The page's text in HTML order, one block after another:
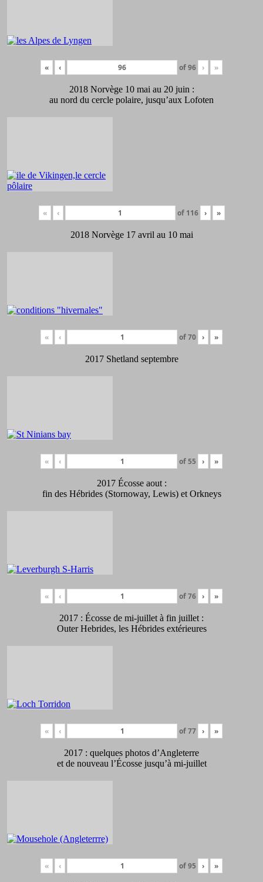
« ‹ of96 › »
2018 Norvège 10 mai au 20 juin :
au nord du cercle polaire, jusqu’aux Lofoten
« ‹ of 116 › »
2018 Norvège 17 avril au 10 mai
« ‹ of70 › »
2017 Shetland septembre
« ‹ of55 › »
2017 Écosse aout :
fin des Hébrides (Stornoway, Lewis) et Orkneys
« ‹ of76 › »
2017 : Écosse de mi-juillet à fin juillet :
Outer Hebrides, les Hébrides extérieures
« ‹ of77 › »
2017 : quelques photos d’Angleterre
et de nouveau l’Écosse jusqu’à mi-juillet
« ‹ of95 › »